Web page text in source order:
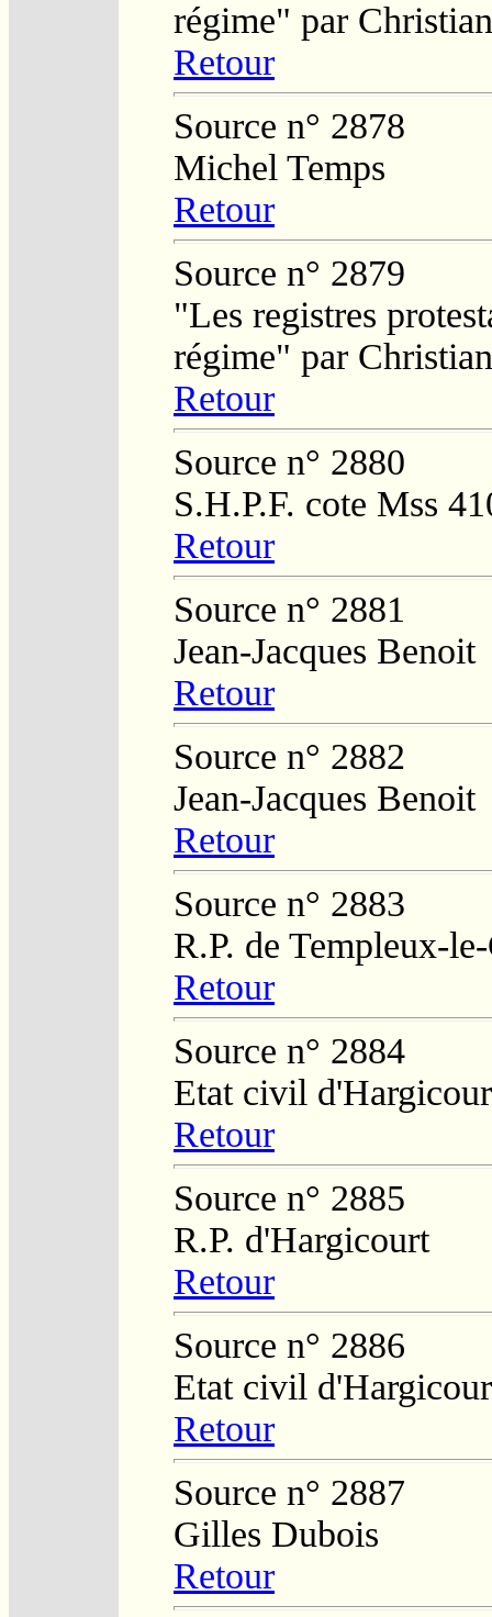
régime" par
Retour
Source n° 2878
Michel Temps
Retour
Source n° 2879
"Les registres
régime" par
Retour
Source n° 2880
S.H.P.F. cote Mss
Retour
Source n° 2881
Jean-Jacques Benoit
Retour
Source n° 2882
Jean-Jacques Benoit
Retour
Source n° 2883
R.P. de Templeux-
Retour
Source n° 2884
Etat civil
Retour
Source n° 2885
R.P. d'Hargicourt
Retour
Source n° 2886
Etat civil
Retour
Source n° 2887
Gilles Dubois
Retour